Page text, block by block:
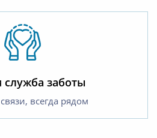
заботы
всегда рядом